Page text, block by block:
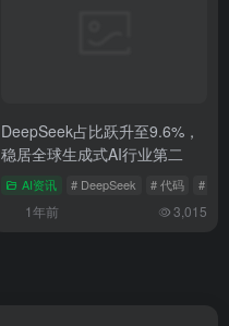
# Stable Diffusion教程
DeepSeek占比跃升至9.6%，
稳居全球生成式AI行业第二
AI资讯 # DeepSeek # 代码 # 全
1年前 3,015